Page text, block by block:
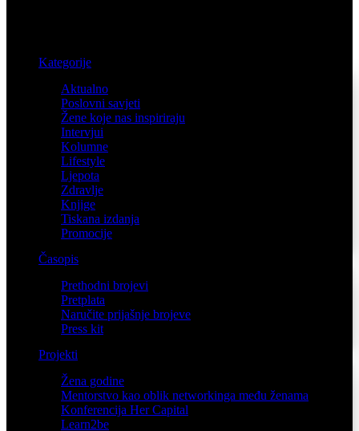
Kategorije
Aktualno
Poslovni savjeti
Žene koje nas inspiriraju
Intervjui
Kolumne
Lifestyle
Ljepota
Zdravlje
Knjige
Tiskana izdanja
Promocije
Časopis
Prethodni brojevi
Pretplata
Naručite prijašnje brojeve
Press kit
Projekti
Žena godine
Mentorstvo kao oblik networkinga među ženama
Konferencija Her Capital
Learn2be